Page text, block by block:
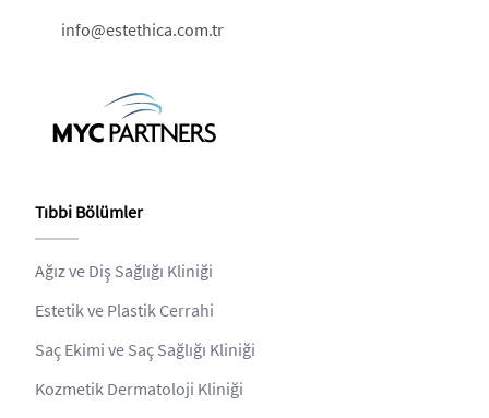
info@estethica.com.tr
Tıbbi Bölümler
Ağız ve Diş Sağlığı Kliniği
Estetik ve Plastik Cerrahi
Saç Ekimi ve Saç Sağlığı Kliniği
Kozmetik Dermatoloji Kliniği